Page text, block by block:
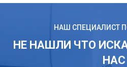
НАШ СПЕЦИАЛИСТ
НЕ НАШЛИ ЧТО
НАС